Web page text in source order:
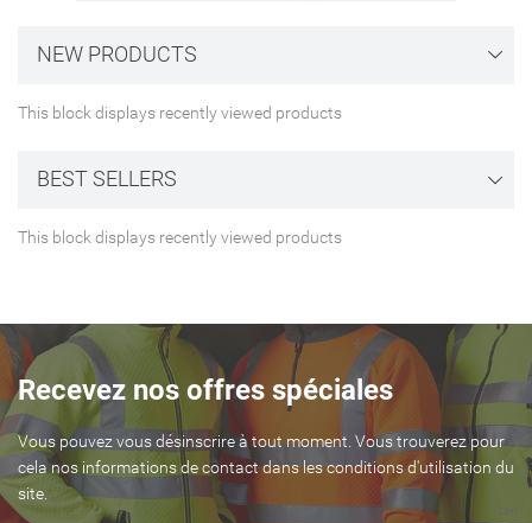
NEW PRODUCTS
This block displays recently viewed products
BEST SELLERS
This block displays recently viewed products
Recevez nos offres spéciales
Vous pouvez vous désinscrire à tout moment. Vous trouverez pour
cela nos informations de contact dans les conditions d'utilisation du
site.